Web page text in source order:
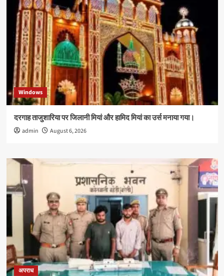
Windows
दरगाह ताजुशारिया पर जिलानी मियां और हामिद मियां का उर्स मनाया गया।
admin August 6, 2026
अपराध